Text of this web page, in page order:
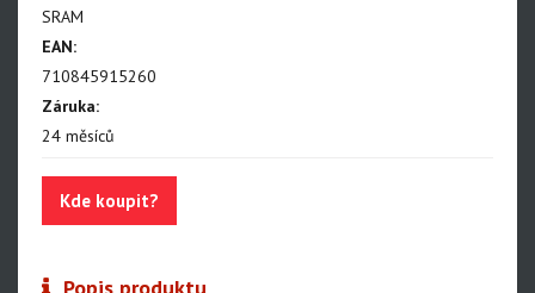
GX DH
NX
X5
Red XPLR AXS E1
Force AXS E1
SRAM
EAN:
710845915260
Záruka:
24 měsíců
Kde koupit?